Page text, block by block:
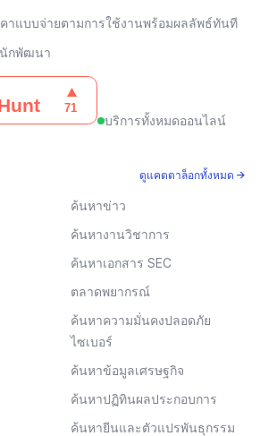
คาแบบจ่ายตามการใช้งานพร้อมผลลัพธ์ทันที
กพัฒนา
บริการทั้งหมดออนไลน์
ดูแคตตาล็อกทั้งหมด →
ค้นหาข่าว
ค้นหางานวิชาการ
ค้นหาเอกสาร SEC
ตลาดพยากรณ์
ค้นหาความมั่นคงปลอดภัย
ไซเบอร์
ค้นหาข้อมูลเศรษฐกิจ
ค้นหาปฏิทินผลประกอบการ
ค้นหายีนและตัวแปรพันธุกรรม